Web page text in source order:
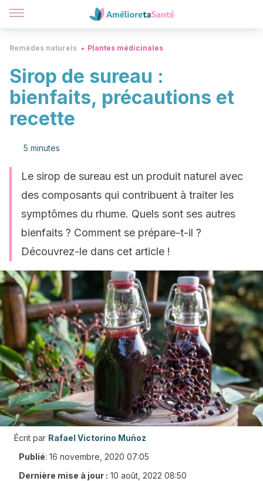
Remèdes naturels Plantes médicinales
Sirop de sureau :
bienfaits, précautions et
recette
5 minutes
Le sirop de sureau est un produit naturel avec
des composants qui contribuent à traiter les
symptômes du rhume. Quels sont ses autres
bienfaits ? Comment se prépare-t-il ?
Découvrez-le dans cet article !
Écrit par Rafael Victorino Muñoz
Publié: 16 novembre, 2020 07:05
Dernière mise à jour : 10 août, 2022 08:50